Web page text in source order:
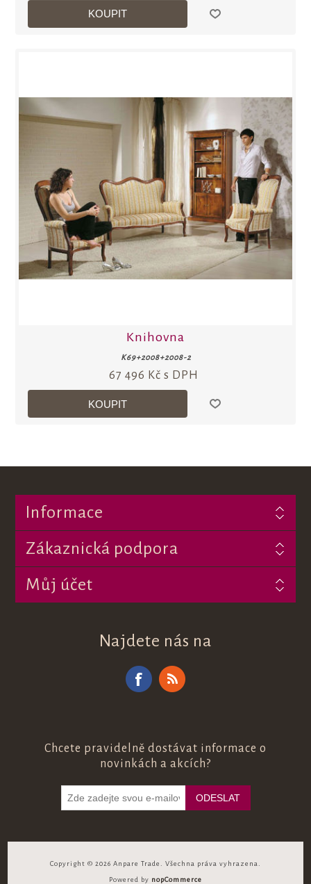
Knihovna
K69+2008+2008-2
67 496 Kč s DPH
Informace
Zákaznická podpora
Můj účet
Najdete nás na
Chcete pravidelně dostávat informace o
novinkách a akcích?
Copyright © 2026 Anpare Trade. Všechna práva vyhrazena.
Powered by nopCommerce